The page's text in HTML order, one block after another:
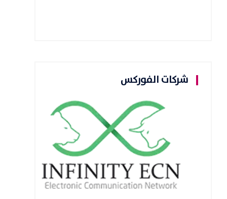
شركات الفوركس